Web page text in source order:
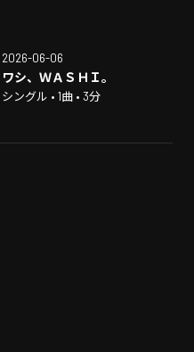
2026-06-06
ワシ、ＷＡＳＨＩ。
シングル • 1曲 • 3分